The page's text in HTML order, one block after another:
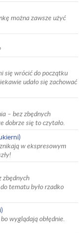
można zawsze użyć
się wrócić do początku
udało się zachować
– bez zbędnych
dobrze się to czytało.
w ekspresowym
zbędnych
tematu było rzadko
wyglądają obłędnie.